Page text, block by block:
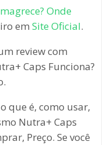
Onde
em Site Oficial.
review com
Caps Funciona?
que é, como usar,
Nutra+ Caps
Preço. Se você